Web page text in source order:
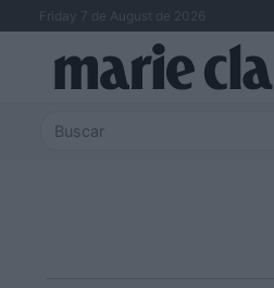
Friday 7 de August de 2026